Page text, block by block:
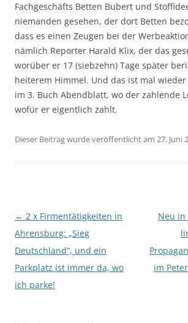
Fachgeschäfts Betten Bubert und
niemanden gesehen, der dort Betten
dass es einen Zeugen bei der
nämlich Reporter Harald Klix, der das
worüber er 17 (siebzehn) Tage später
heiterem Himmel. Und das ist mal wieder
im 3. Buch Abendblatt, wo der zahlende
wofür er eigentlich zahlt.
Dieser Beitrag wurde veröffentlicht am 27. Juni
Beitragsnavigation
← 2 x Firmentätigkeiten in
Ahrensburg: „Sieg
Deutschland“, und ein
Parkplatz ist immer da, wo
ich parke!
Neu in
im